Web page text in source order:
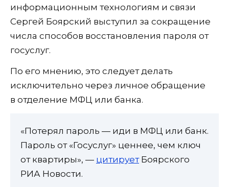
информационным технологиям и связи
Сергей Боярский выступил за сокращение
числа способов восстановления пароля от
госуслуг.
По его мнению, это следует делать
исключительно через личное обращение
в отделение МФЦ или банка.
«Потерял пароль — иди в МФЦ или банк.
Пароль от «Госуслуг» ценнее, чем ключ
от квартиры», — цитируетБоярского
РИА Новости.